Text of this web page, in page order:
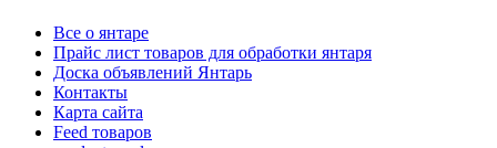
Все о янтаре
Прайс лист товаров для обработки янтаря
Доска объявлений Янтарь
Контакты
Карта сайта
Feed товаров